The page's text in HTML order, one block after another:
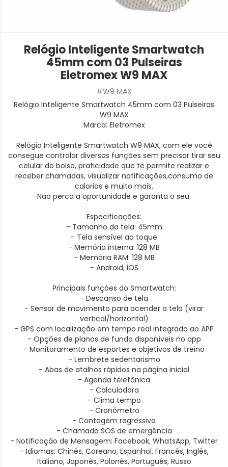
Relógio Inteligente Smartwatch
45mm com 03 Pulseiras
Eletromex W9 MAX
#W9 MAX
Relógio Inteligente Smartwatch 45mm com 03 Pulseiras
W9 MAX
Marca: Eletromex
Relógio Inteligente Smartwatch W9 MAX, com ele você
consegue controlar diversas funções sem precisar tirar seu
celular do bolso, praticidade que te permite realizar e
receber chamadas, visualizar notificações,consumo de
calorias e muito mais.
Não perca a oportunidade e garanta o seu.
Especificações:
- Tamanho da tela: 45mm
- Tela sensível ao toque
- Memória interna: 128 MB
- Memória RAM: 128 MB
- Android, iOS
Principais funções do Smartwatch:
- Descanso de tela
- Sensor de movimento para acender a tela (virar
vertical/horizontal)
- GPS com localização em tempo real integrado ao APP
- Opções de planos de fundo disponíveis no app
- Monitoramento de esportes e objetivos de treino
- Lembrete sedentarismo
- Abas de atalhos rápidos na página inicial
- Agenda telefônica
- Calculadora
- Clima tempo
- Cronômetro
- Contagem regressiva
- Chamada SOS de emergência
- Notificação de Mensagem: Facebook, WhatsApp, Twitter
- Idiomas: Chinês, Coreano, Espanhol, Francês, Inglês,
Italiano, Japonês, Polonês, Português, Russo